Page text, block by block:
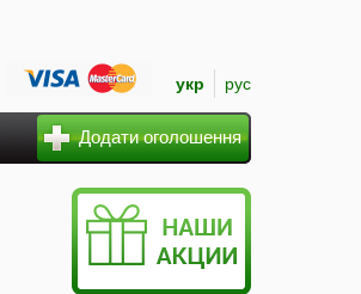
укр рус
Додати оголошення